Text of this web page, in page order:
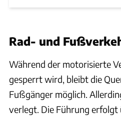
Rad- und
Während der motorisierte
gesperrt wird, bleibt die
Fußgänger möglich.
verlegt. Die Führung erfolgt